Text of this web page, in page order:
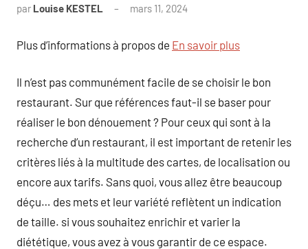
par Louise KESTEL mars 11, 2024
Plus d’informations à propos de En savoir plus
Il n’est pas communément facile de se choisir le bon
restaurant. Sur que références faut-il se baser pour
réaliser le bon dénouement ? Pour ceux qui sont à la
recherche d’un restaurant, il est important de retenir les
critères liés à la multitude des cartes, de localisation ou
encore aux tarifs. Sans quoi, vous allez être beaucoup
déçu… des mets et leur variété reflètent un indication
de taille. si vous souhaitez enrichir et varier la
diététique, vous avez à vous garantir de ce espace.